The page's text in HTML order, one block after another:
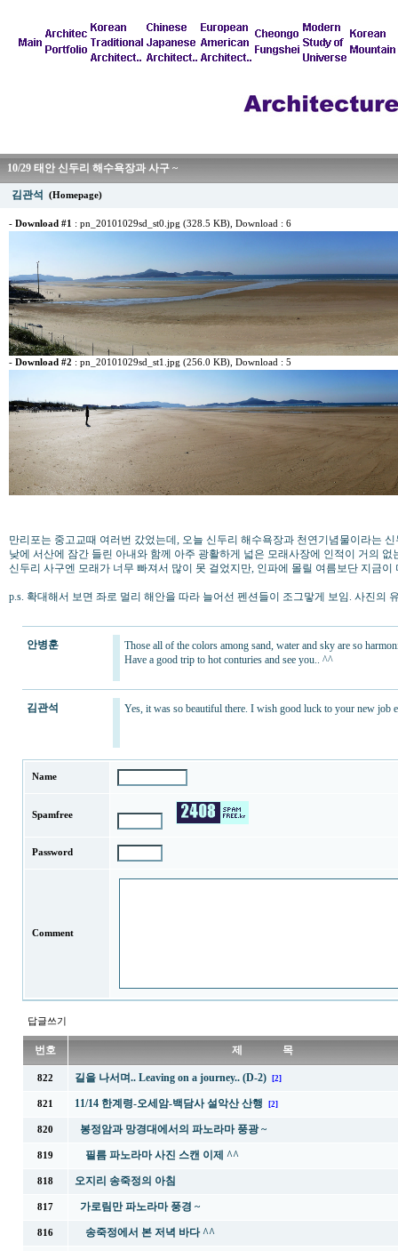
10/29 태안 신두리 해수욕장과 사구 ~
김관석 (Homepage)
- Download #1 : pn_20101029sd_st0.jpg (328.5 KB) , Download : 6
- Download #2 : pn_20101029sd_st1.jpg (256.0 KB), Download : 5
만리포는 중고교때 여러번 갔었는데, 오늘 신두리 해수욕장과 천연기념물이라는
낮에 서산에 잠간 들린 아내와 함께 아주 광활하게 넓은 모래사장에 인적이 거의
신두리 사구엔 모래가 너무 빠져서 많이 못 걸었지만, 인파에 몰릴 여름보단 지금
p.s. 확대해서 보면 좌로 멀리 해안을 따라 늘어선 펜션들이 조그맣게 보임. 사진의
안병훈
Those all of the colors among sand, water and sky are so
Have a good trip to hot conturies and see you.. ^^
김관석 Yes, it was so beautiful there. I wish good luck to your new job
Name
Spamfree
Password
Comment
답글쓰기
번호 제 목
822 길을 나서며.. Leaving on a journey.. (D-2) [2]
821 11/14 한계령-오세암-백담사 설악산 산행 [2]
820 봉정암과 망경대에서의 파노라마 풍광 ~
819 필름 파노라마 사진 스캔 이제 ^^
818 오지리 송죽정의 아침
817 가로림만 파노라마 풍경 ~
816 송죽정에서 본 저녁 바다 ^^